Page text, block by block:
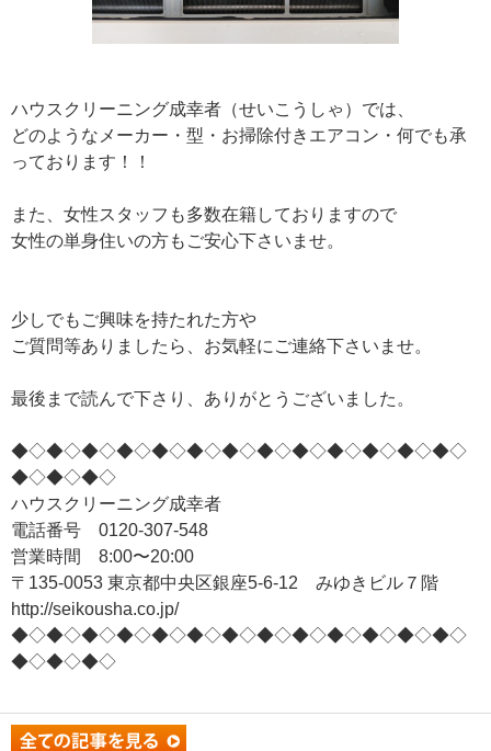
ハウスクリーニング成幸者（せいこうしゃ）では、
どのようなメーカー・型・お掃除付きエアコン・何でも承
っております！！
また、女性スタッフも多数在籍しておりますので
女性の単身住いの方もご安心下さいませ。
少しでもご興味を持たれた方や
ご質問等ありましたら、お気軽にご連絡下さいませ。
最後まで読んで下さり、ありがとうございました。
◆◇◆◇◆◇◆◇◆◇◆◇◆◇◆◇◆◇◆◇◆◇◆◇◆◇
◆◇◆◇◆◇
ハウスクリーニング成幸者
電話番号 0120-307-548
営業時間 8:00〜20:00
〒135-0053 東京都中央区銀座5-6-12 みゆきビル７階
http://seikousha.co.jp/
◆◇◆◇◆◇◆◇◆◇◆◇◆◇◆◇◆◇◆◇◆◇◆◇◆◇
◆◇◆◇◆◇